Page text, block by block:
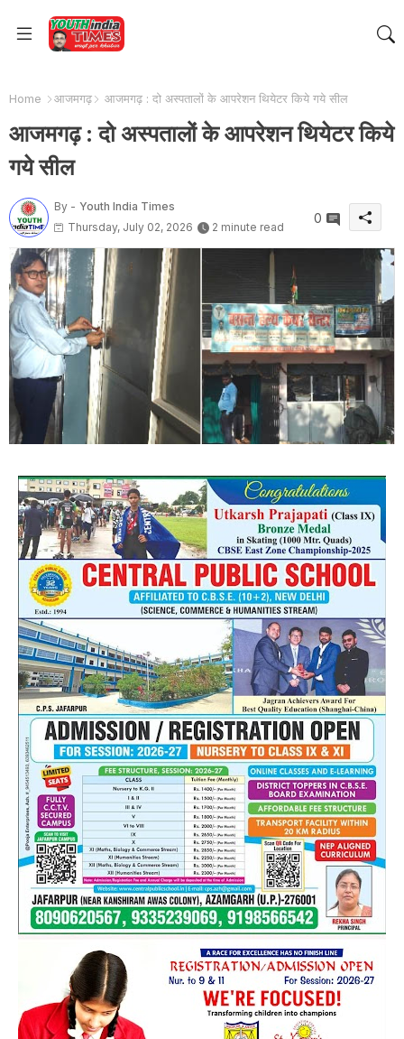
Home आजमगढ़ आजमगढ़ : दो अस्पतालों के आपरेशन थियेटर किये गये सील
आजमगढ़ : दो अस्पतालों के आपरेशन थियेटर किये
गये सील
By - Youth India Times
Thursday, July 02, 2026
2 minute read
0